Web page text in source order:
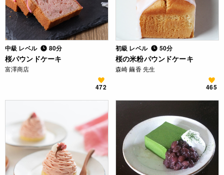
中級 レベル 80分
桜パウンドケーキ
富澤商店
472
初級 レベル 50分
桜の米粉パウンドケーキ
森崎 繭香 先生
465